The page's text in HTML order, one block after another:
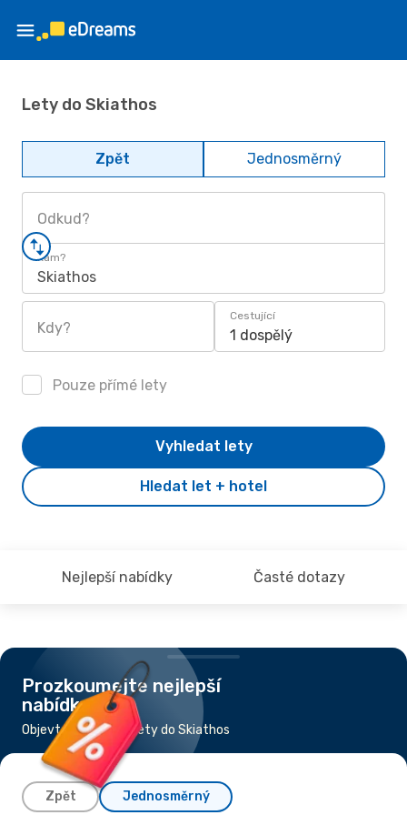
Lety do Skiathos
Zpět Jednosměrný
Odkud?
Kam?
Skiathos
Kdy?
Cestující
1 dospělý
Pouze přímé lety
Hledat let + hotel
Vyhledat lety
Nejlepší nabídky Časté dotazy
Prozkoumejte nejlepší
nabídky
Objevte nejlevnější lety do Skiathos
Zpět Jednosměrný